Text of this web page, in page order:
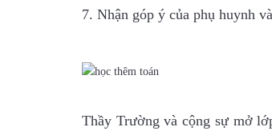
7. Nhận góp ý của phụ huynh
Thầy Trường và cộng sự mở